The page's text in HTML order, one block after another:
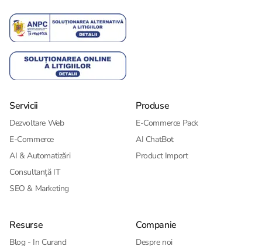
Servicii
Dezvoltare Web
E-Commerce
AI & Automatizări
Consultanță IT
SEO & Marketing
Produse
E-Commerce Pack
AI ChatBot
Product Import
Resurse
Blog - In Curand
Companie
Despre noi